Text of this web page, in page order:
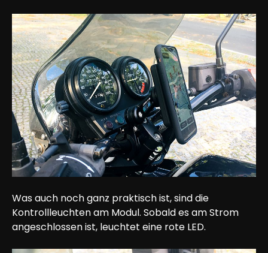
Was auch noch ganz praktisch ist, sind die
Kontrollleuchten am Modul. Sobald es am Strom
angeschlossen ist, leuchtet eine rote LED.